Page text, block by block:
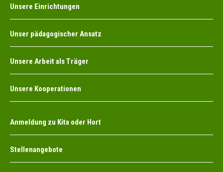
Unsere Einrichtungen
Unser pädagogischer Ansatz
Unsere Arbeit als Träger
Unsere Kooperationen
Anmeldung zu Kita oder Hort
Stellenangebote